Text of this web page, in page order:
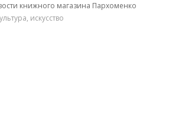
книжного магазина Пархоменко
искусство